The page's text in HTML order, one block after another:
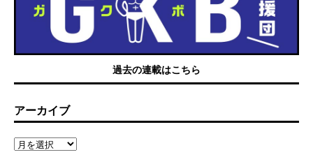
過去の連載はこちら
アーカイブ